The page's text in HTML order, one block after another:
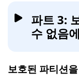
파트 3:
수 없음
보호된 파티션